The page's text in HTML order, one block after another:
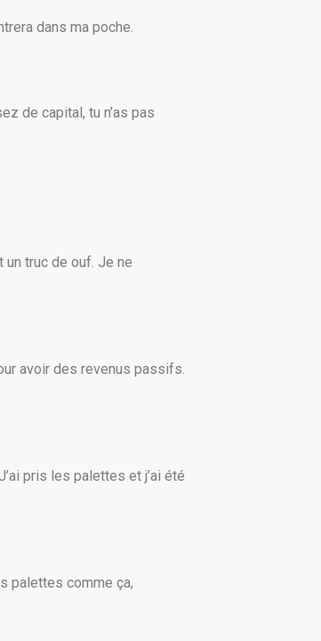
dans ma poche.
de capital, tu n’as pas
truc de ouf. Je ne
avoir des revenus passifs.
pris les palettes et j’ai été
palettes comme ça,